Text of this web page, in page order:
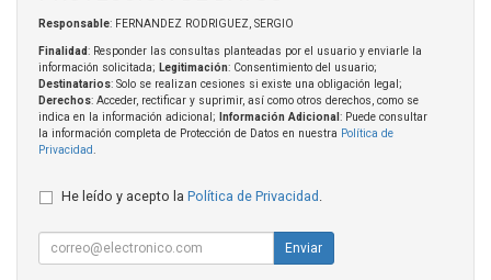
Responsable: FERNANDEZ RODRIGUEZ, SERGIO
Finalidad: Responder las consultas planteadas por el usuario y enviarle la
información solicitada; Legitimación: Consentimiento del usuario;
Destinatarios: Solo se realizan cesiones si existe una obligación legal;
Derechos: Acceder, rectificar y suprimir, así como otros derechos, como se
indica en la información adicional;
Información Adicional : Puede consultar
la información completa de Protección de Datos en nuestra Política de
Privacidad
He leído y acepto la Política de Privacidad
Enviar